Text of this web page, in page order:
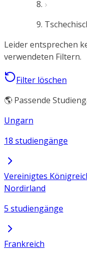
Leider entsprechen
verwendeten Filtern.
Filter löschen
🌎 Passende
Ungarn
18 studiengänge
Vereinigtes
Nordirland
5 studiengänge
Frankreich